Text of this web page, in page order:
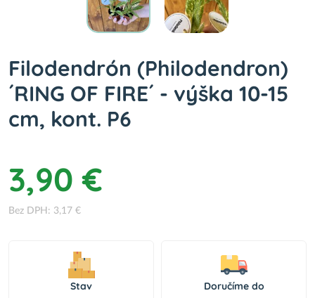
Filodendrón (Philodendron)
´RING OF FIRE´ - výška 10-15
cm, kont. P6
3,90 €
Bez DPH: 3,17 €
Stav Doručíme do